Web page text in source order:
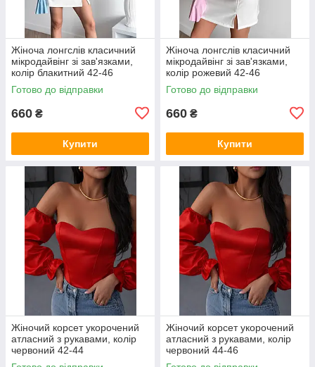
Жіноча лонгслів класичний
мікродайвінг зі зав'язками,
колір блакитний 42-46
Готово до відправки
660 ₴
Купити
Жіноча лонгслів класичний
мікродайвінг зі зав'язками,
колір рожевий 42-46
Готово до відправки
660 ₴
Купити
Жіночий корсет укорочений
атласний з рукавами, колір
червоний 42-44
Жіночий корсет укорочений
атласний з рукавами, колір
червоний 44-46